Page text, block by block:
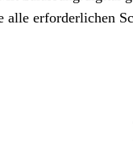
alle erforderlichen